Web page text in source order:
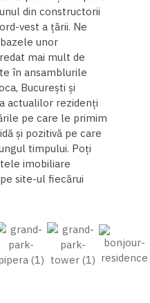
din constructorii
vest a țării. Ne
unor
mai mult de
în ansamblurile
București și
actualilor rezidenți
pe care le primim
și pozitivă pe care
timpului. Poți
imobiliare
site-ul fiecărui